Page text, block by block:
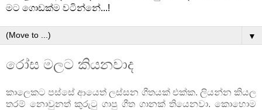
මට ගොඩක්ම වටින්නේ...!
▼
රෝස මලට කියනවාද
කාලෙකට පස්සේ ආයෙත් ලස්සන ගීතයක් එක්ක. ලියන්න කියල
තරම් නොවුනත් කුරුටු ගාපු ගීත ගානක් තියෙනවා. කොහොම